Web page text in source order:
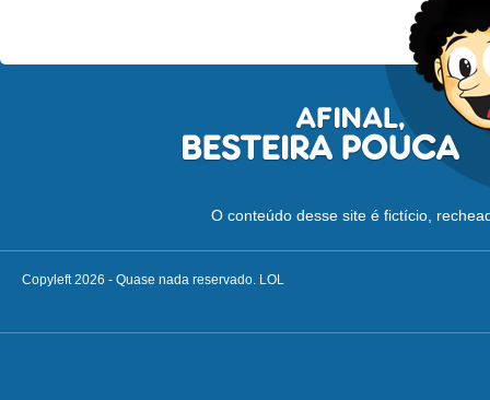
O conteúdo desse site é fictício,
Copyleft 2026 - Quase nada reservado. LOL